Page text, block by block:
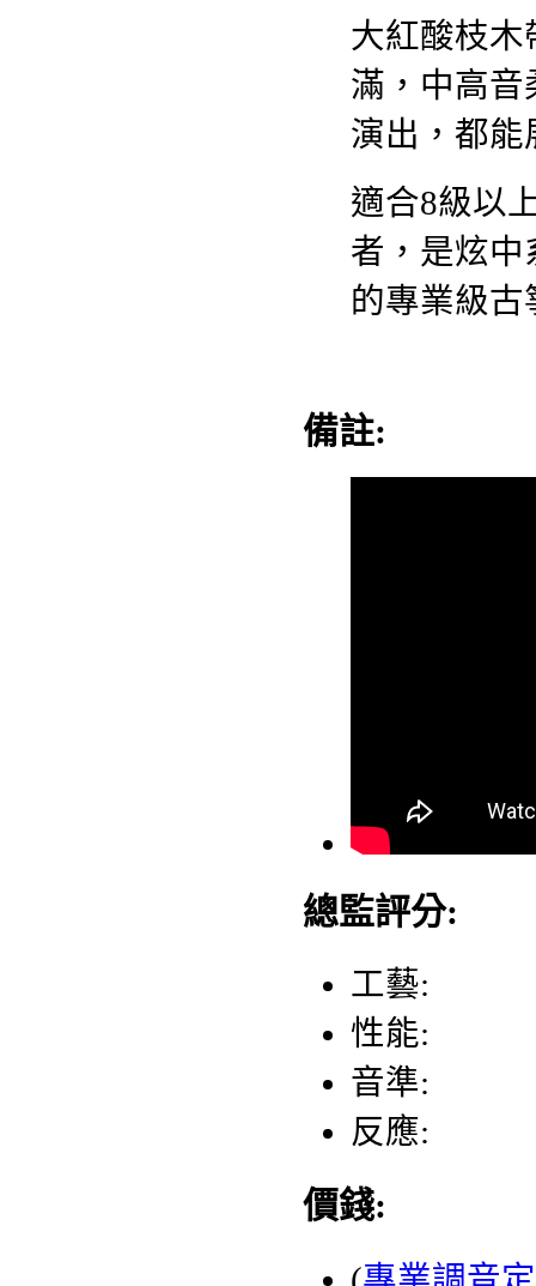
大紅酸枝木
滿，中高音
演出，都能
適合8級以
者，是炫中
的專業級古
備註:
總監評分:
工藝:
性能:
音準:
反應:
價錢: